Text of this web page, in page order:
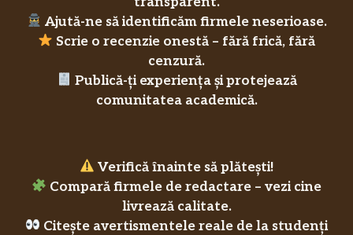
Ajută-ne să identificăm firmele neserioase.
Scrie o recenzie onestă – fără frică, fără
cenzură.
Publică-ți experiența și protejează
comunitatea academică.
Verifică înainte să plătești!
Compară firmele de redactare – vezi cine
livrează calitate.
Citește avertismentele reale de la studenți